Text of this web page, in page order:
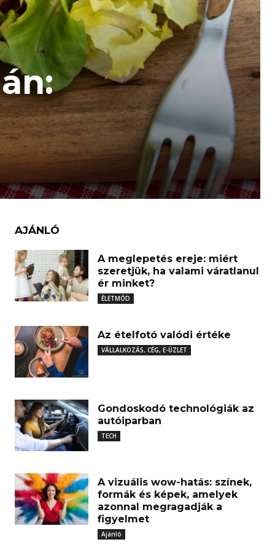
AJÁNLÓ
A meglepetés ereje: miért
szeretjük, ha valami váratlanul
ér minket?
ÉLETMÓD
Az ételfotó valódi értéke
VÁLLALKOZÁS, CÉG, E-ÜZLET
Gondoskodó technológiák az
autóiparban
TECH
A vizuális wow-hatás: színek,
formák és képek, amelyek
azonnal megragadják a
figyelmet
Ajánló